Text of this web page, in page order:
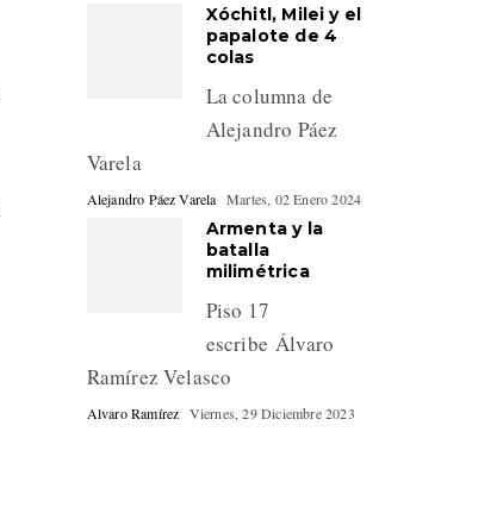
Xóchitl, Milei y el
papalote de 4
colas
La columna de
Alejandro Páez
Varela
Alejandro Páez Varela Martes, 02 Enero 2024
Armenta y la
batalla
milimétrica
Piso 17
escribe Álvaro
Ramírez Velasco
Alvaro Ramírez Viernes, 29 Diciembre 2023